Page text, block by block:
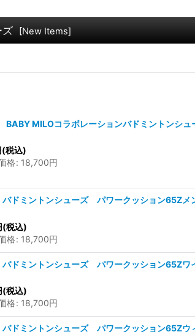
ズ [New Items]
MILOコラボレーションバドミントンシ
(税込)
格: 18,700円
ドミントンシューズ パワークッション65Z
(税込)
格: 18,700円
ドミントンシューズ パワークッション65Z
(税込)
格: 18,700円
ドミントンシューズ パワークッション65Z